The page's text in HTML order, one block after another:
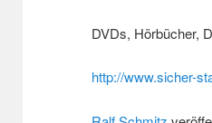
DVDs, Hörbücher,
http://www.sicher-